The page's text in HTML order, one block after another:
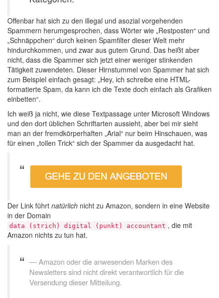
Offenbar hat sich zu den illegal und asozial vorgehenden
Spammern herumgesprochen, dass Wörter wie „Restposten“ und
„Schnäppchen“ durch keinen Spamfilter dieser Welt mehr
hindurchkommen, und zwar aus gutem Grund. Das heißt aber
nicht, dass die Spammer sich jetzt einer weniger stinkenden
Tätigkeit zuwendeten. Dieser Hirnstummel von Spammer hat sich
zum Beispiel einfach gesagt: „Hey, ich schreibe eine HTML-
formatierte Spam, da kann ich die Texte doch einfach als Grafiken
einbetten“.
Ich weiß ja nicht, wie diese Textpassage unter Microsoft Windows
und den dort üblichen Schriftarten aussieht, aber bei mir sieht
man an der fremdkörperhaften „Arial“ nur beim Hinschauen, was
für einen „tollen Trick“ sich der Spammer da ausgedacht hat.
Der Link führt natürlich nicht zu Amazon, sondern in eine Website
in der Domain
data (strich) digital (punkt) accountant , die mit
Amazon nichts zu tun hat.
Amazon oder die anwesenden Marken des
Newsletters sind nicht direkt verantwortlich für die
Versendung dieser Mitteilung.